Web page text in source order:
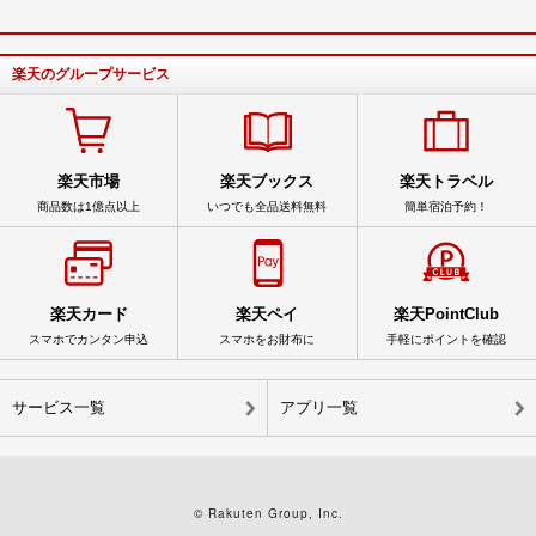
楽天のグループサービス
楽天市場
商品数は1億点以上
楽天ブックス
いつでも全品送料無料
楽天トラベル
簡単宿泊予約！
楽天カード
スマホでカンタン申込
楽天ペイ
スマホをお財布に
楽天PointClub
手軽にポイントを確認
サービス一覧 アプリ一覧
© Rakuten Group, Inc.